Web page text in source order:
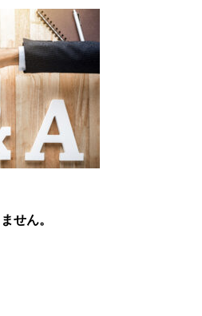
せん。